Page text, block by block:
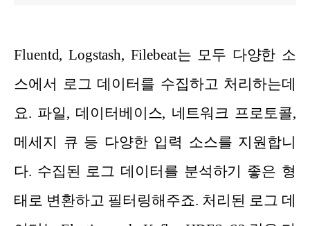
Fluentd, Logstash, Filebeat는 모두 다양한 소
스에서 로그 데이터를 수집하고 처리하는데
요. 파일, 데이터베이스, 네트워크 프로토콜,
메세지 큐 등 다양한 입력 소스를 지원합니
다. 수집된 로그 데이터를 분석하기 좋은 형
태로 변환하고 필터링해주죠. 처리된 로그 데